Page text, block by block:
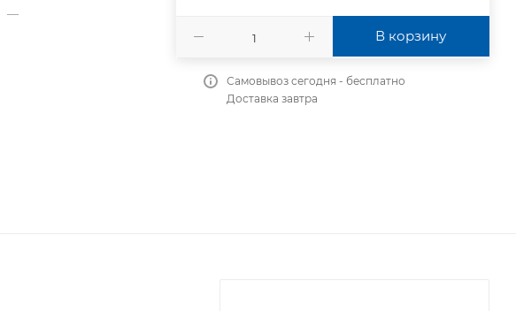
—
В корзину
Самовывоз сегодня - бесплатно
Доставка завтра